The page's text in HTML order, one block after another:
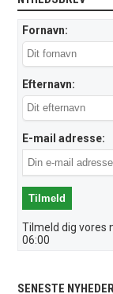
Fornavn:
Efternavn:
E-mail adresse:
Tilmeld dig vores
06:00
SENESTE